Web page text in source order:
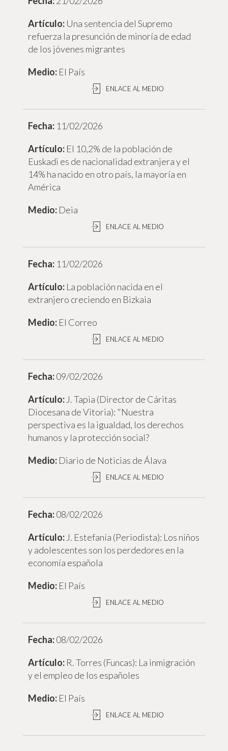
Una sentencia del Supremo
refuerza la presunción de minoría de edad
de los jóvenes migrantes
El País
ENLACE AL MEDIO
11/02/2026
El 10,2% de la población de
Euskadi es de nacionalidad extranjera y el
14% ha nacido en otro país, la mayoría en
América
Deia
ENLACE AL MEDIO
11/02/2026
La población nacida en el
extranjero creciendo en Bizkaia
El Correo
ENLACE AL MEDIO
09/02/2026
J. Tapia (Director de Cáritas
Diocesana de Vitoria): "Nuestra
perspectiva es la igualdad, los derechos
humanos y la protección social?
Diario de Noticias de Álava
ENLACE AL MEDIO
08/02/2026
J. Estefanía (Periodista): Los niños
y adolescentes son los perdedores en la
economía española
El País
ENLACE AL MEDIO
08/02/2026
R. Torres (Funcas): La inmigración
y el empleo de los españoles
El País
ENLACE AL MEDIO